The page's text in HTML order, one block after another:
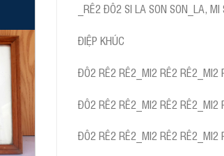
_RÊ2 ĐÔ2 SI LA SON SON_LA,
ĐIỆP KHÚC
ĐÔ2 RÊ2 RÊ2_MI2 RÊ2 RÊ2_MI2
ĐÔ2 RÊ2 RÊ2_MI2 RÊ2 RÊ2_MI2
ĐÔ2 RÊ2 RÊ2_MI2 RÊ2 RÊ2_MI2